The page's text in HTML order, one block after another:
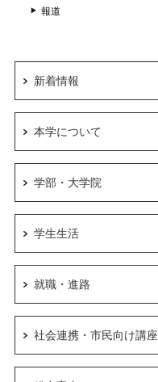
報道
新着情報
本学について
学部・大学院
学生生活
就職・進路
社会連携・市民向け講座